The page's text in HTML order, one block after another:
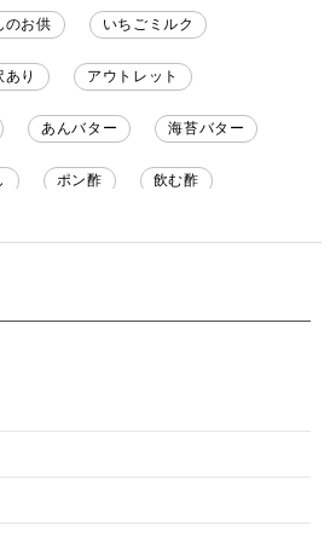
のお供 いちごミルク
あり アウトレット
あんバター 海苔バター
ポン酢 飲む酢